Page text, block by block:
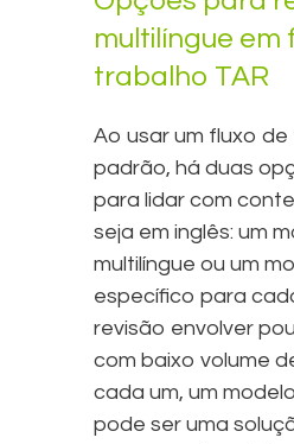
multilíngue em
trabalho TAR
Ao usar um fluxo
padrão, há duas
para lidar com
seja em inglês: um
multilíngue ou um
específico para
revisão envolver
com baixo volume
cada um, um
pode ser uma